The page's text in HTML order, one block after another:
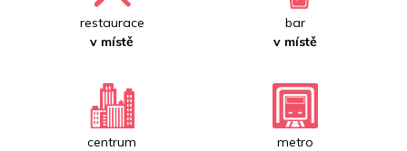
restaurace
v místě
bar
v místě
centrum
metro